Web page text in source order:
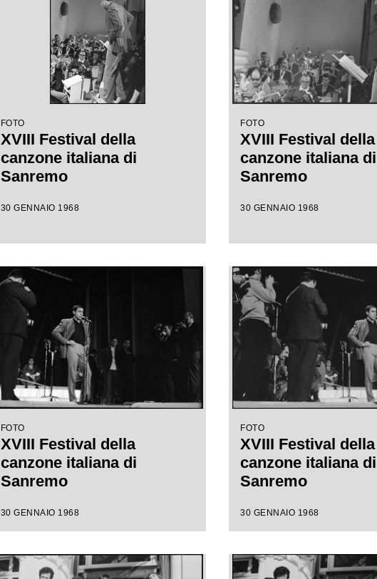
FOTO
XVIII Festival della
canzone italiana di
Sanremo
30 GENNAIO 1968
FOTO
XVIII Festival della
canzone italiana di
Sanremo
30 GENNAIO 1968
FOTO
XVIII Festival della
canzone italiana di
Sanremo
30 GENNAIO 1968
FOTO
XVIII Festival della
canzone italiana di
Sanremo
30 GENNAIO 1968